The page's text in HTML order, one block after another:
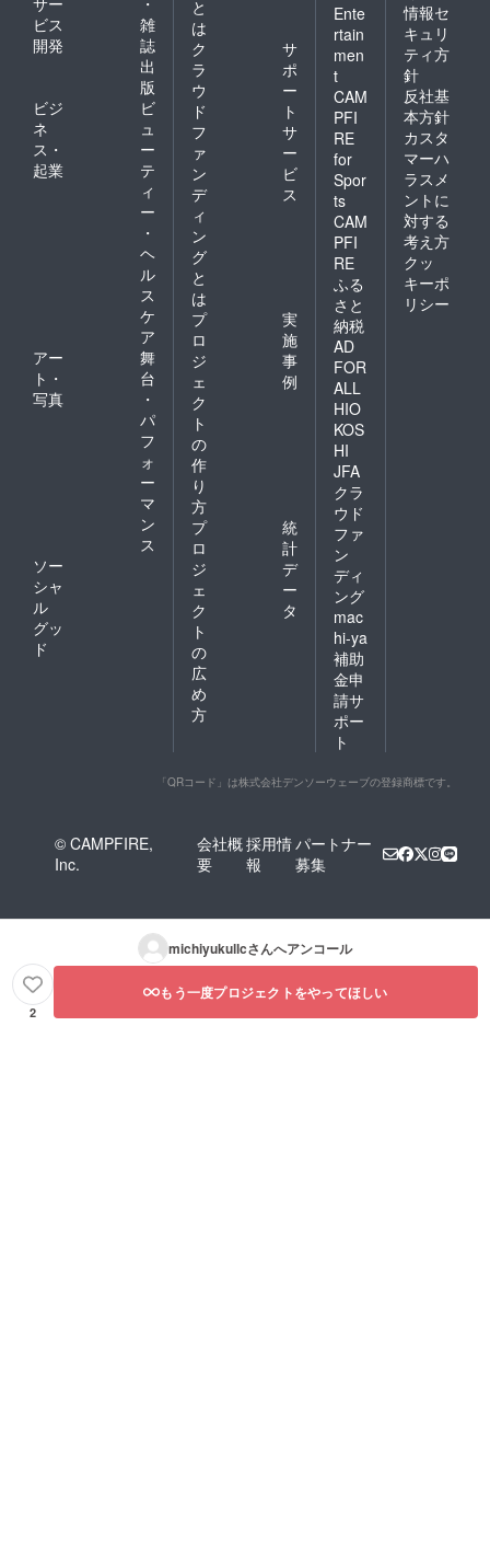
ビス
開発
雑
誌
出
版
ビジ
ネ
ス・
起業
ビ
ュ
ー
テ
ィ
ー
・
ヘ
ル
ス
ケ
ア
アー
ト・
写真
舞
台
・
パ
フ
ォ
ー
マ
ン
ス
ソー
シャ
ル
グッ
ド
と
は
ク
ラ
ウ
ド
フ
ァ
ン
デ
ィ
ン
グ
と
は
サ
ポ
ー
ト
サ
ー
ビ
ス
プ
ロ
ジ
ェ
ク
ト
の
作
り
方
実
施
事
例
プ
ロ
ジ
ェ
ク
ト
の
広
め
方
統
計
デ
ー
タ
Ente
rtain
men
t
CAM
PFI
RE
for
Spor
ts
CAM
PFI
RE
ふる
さと
納税
AD
FOR
ALL
HIO
KOS
HI
JFA
クラ
ウド
ファ
ン
ディ
ング
mac
hi-ya
補助
金申
請サ
ポー
ト
情報セ
キュリ
ティ方
針
反社基
本方針
カスタ
マーハ
ラスメ
ントに
対する
考え方
クッ
キーポ
リシー
「QRコード」は株式会社デンソーウェーブの登録商標です。
© CAMPFIRE,
Inc.
会社概
要
採用情
報
パートナー
募集
michiyukullcさんへアンコール
2
もう一度プロジェクトをやってほしい